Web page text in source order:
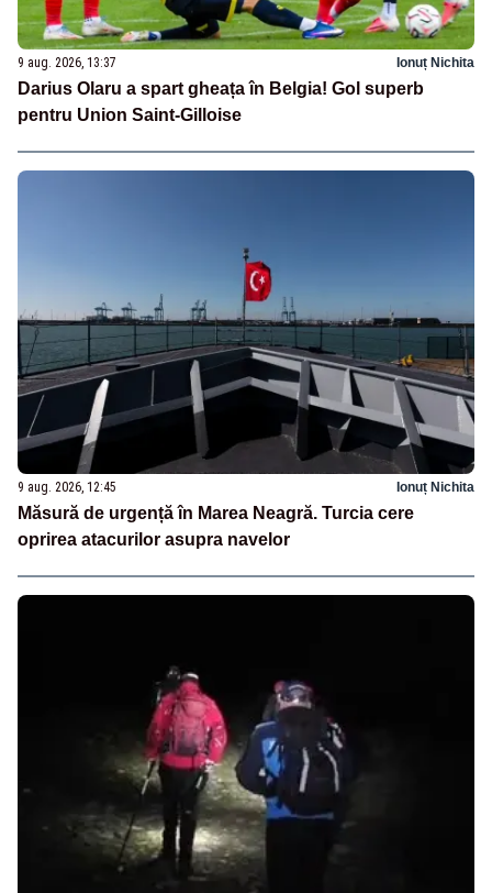
9 aug. 2026, 13:37 Ionuț Nichita
Darius Olaru a spart gheața în Belgia! Gol superb
pentru Union Saint-Gilloise
9 aug. 2026, 12:45 Ionuț Nichita
Măsură de urgență în Marea Neagră. Turcia cere
oprirea atacurilor asupra navelor